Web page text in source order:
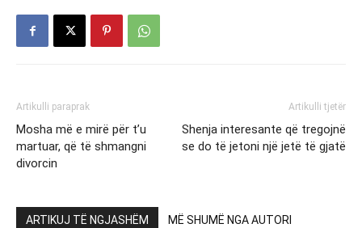
Artikulli paraprak
Mosha më e mirë për t’u
martuar, që të shmangni
divorcin
Artikulli tjetër
Shenja interesante që tregojnë
se do të jetoni një jetë të gjatë
ARTIKUJ TË NGJASHËM MË SHUMË NGA AUTORI